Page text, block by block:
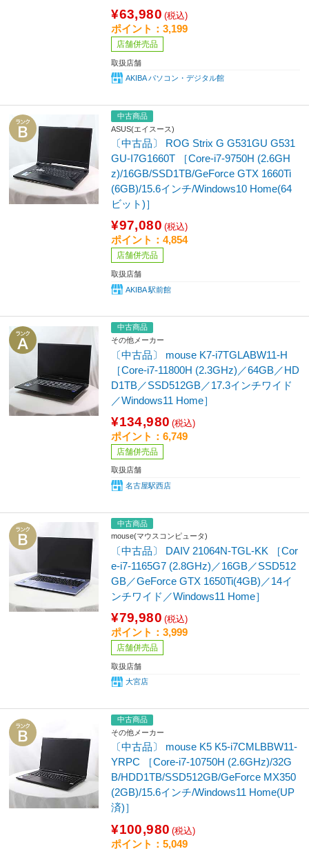
¥63,980 (税込)
ポイント：3,199
店舗併売品
取扱店舗
AKIBA パソコン・デジタル館
中古商品
ASUS(エイスース)
〔中古品〕 ROG Strix G G531GU G531
GU-I7G1660T ［Core-i7-9750H (2.6GH
z)/16GB/SSD1TB/GeForce GTX 1660Ti
(6GB)/15.6インチ/Windows10 Home(64
ビット)］
¥97,080 (税込)
ポイント：4,854
店舗併売品
取扱店舗
AKIBA 駅前館
中古商品
その他メーカー
〔中古品〕 mouse K7-i7TGLABW11-H
［Core-i7-11800H (2.3GHz)／64GB／HD
D1TB／SSD512GB／17.3インチワイド
／Windows11 Home］
¥134,980 (税込)
ポイント：6,749
店舗併売品
取扱店舗
名古屋駅西店
中古商品
mouse(マウスコンピュータ)
〔中古品〕 DAIV 21064N-TGL-KK ［Cor
e-i7-1165G7 (2.8GHz)／16GB／SSD512
GB／GeForce GTX 1650Ti(4GB)／14イ
ンチワイド／Windows11 Home］
¥79,980 (税込)
ポイント：3,999
店舗併売品
取扱店舗
大宮店
中古商品
その他メーカー
〔中古品〕 mouse K5 K5-i7CMLBBW11-
YRPC ［Core-i7-10750H (2.6GHz)/32G
B/HDD1TB/SSD512GB/GeForce MX350
(2GB)/15.6インチ/Windows11 Home(UP
済)］
¥100,980 (税込)
ポイント：5,049